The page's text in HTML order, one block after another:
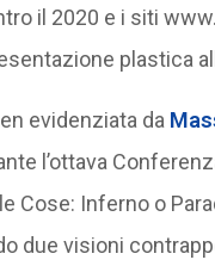
il 2020 e i siti
plastica
evidenziata da
l’ottava
Cose: Inferno o
due visioni